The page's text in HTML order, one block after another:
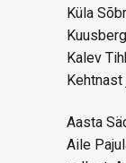
Küla
Kalev
Aasta
Aile